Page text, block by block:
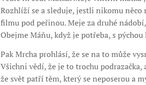
Rozhlíží se a sleduje, jestli nikomu
filmu pod peřinou. Meje za druhé
Obejme Máňu, když je potřeba, s
Pak Mrcha prohlásí, že se na to může
Všichni vědí, že je to trochu
že svět patří těm, který se neposerou a